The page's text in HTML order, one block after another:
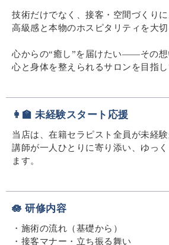
技術だけでなく、接客・空間づくり
高級感と本物のホスピタリティを大切
心からの“癒し”を届けたい――その想
心と身体を整えられるサロンを目指し
👩‍🏫 未経験スタート応援
当店は、在籍セラピスト全員が未経験
講師が一人ひとりに寄り添い、ゆっ
ます。
🪷 研修内容
・施術の流れ（基礎から）
・接客マナー・立ち振る舞い